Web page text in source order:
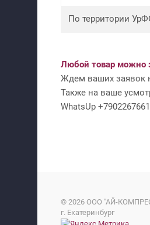
По территории
Любой товар можно
Ждем ваших заявок
Также на ваше
WhatsUp
© 2026 ООО "АЙ-
г. Екатеринбург